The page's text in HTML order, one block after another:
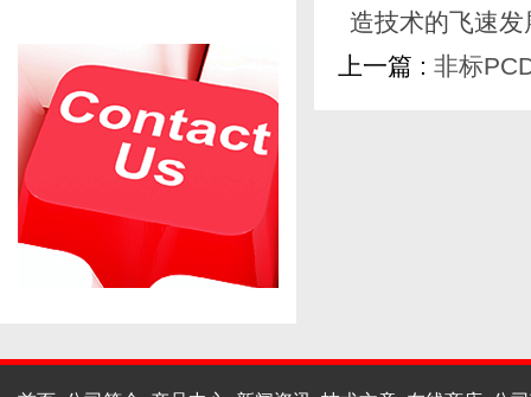
造技术的飞速发
上一篇 : 非标